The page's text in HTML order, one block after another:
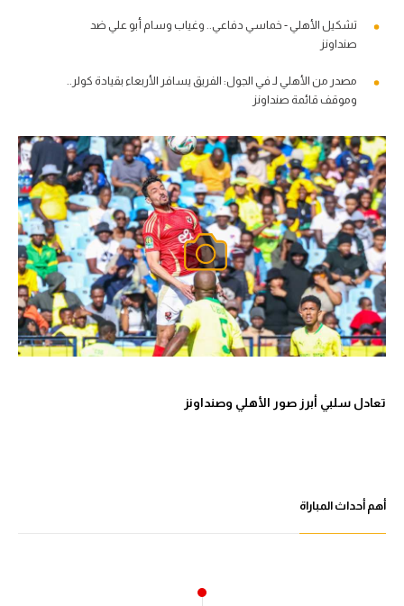
تشكيل الأهلي - خماسي دفاعي.. وغياب وسام أبو علي ضد
صنداونز
مصدر من الأهلي لـ في الجول: الفريق يسافر الأربعاء بقيادة كولر..
وموقف قائمة صنداونز
تعادل سلبي أبرز صور الأهلي وصنداونز
أهم أحداث المباراة